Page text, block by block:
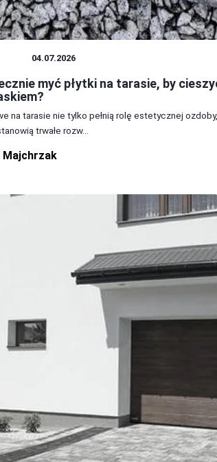
04.07.2026
myć płytki na tarasie, by
na tarasie nie tylko pełnią rolę estetycznej ozdoby,
trwałe rozw...